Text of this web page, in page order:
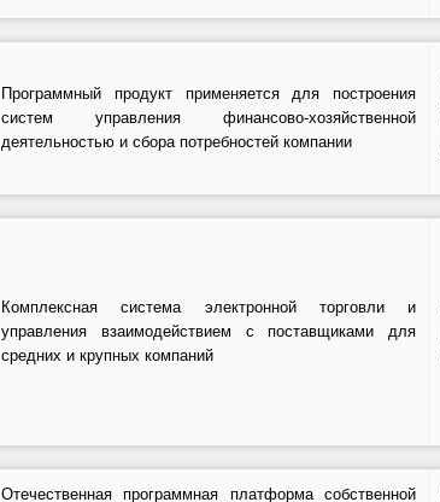
Программный продукт применяется для построения
систем управления финансово-хозяйственной
деятельностью и сбора потребностей компании
Комплексная система электронной торговли и
управления взаимодействием с поставщиками для
средних и крупных компаний
Отечественная программная платформа собственной